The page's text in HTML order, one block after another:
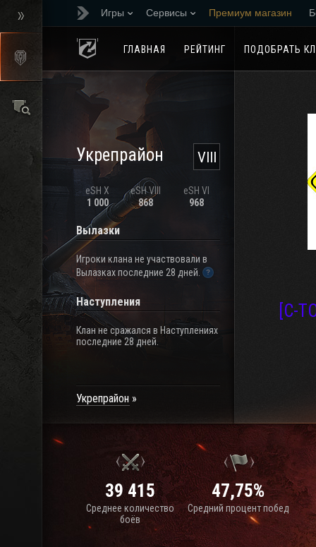
Игры Сервисы Премиум магазин
ГЛАВНАЯ
РЕЙТИНГ ПОДОБРАТЬ
VIII
Укрепрайон
eSH X
1 000
eSH VIII
868
eSH VI
968
Вылазки
Игроки клана не участвовали в
Вылазках последние 28 дней.
Наступления
Клан не сражался в Наступлениях
последние 28 дней.
Укрепрайон
[C-
39 415
Среднее количество
боёв
47,75%
Средний процент побед